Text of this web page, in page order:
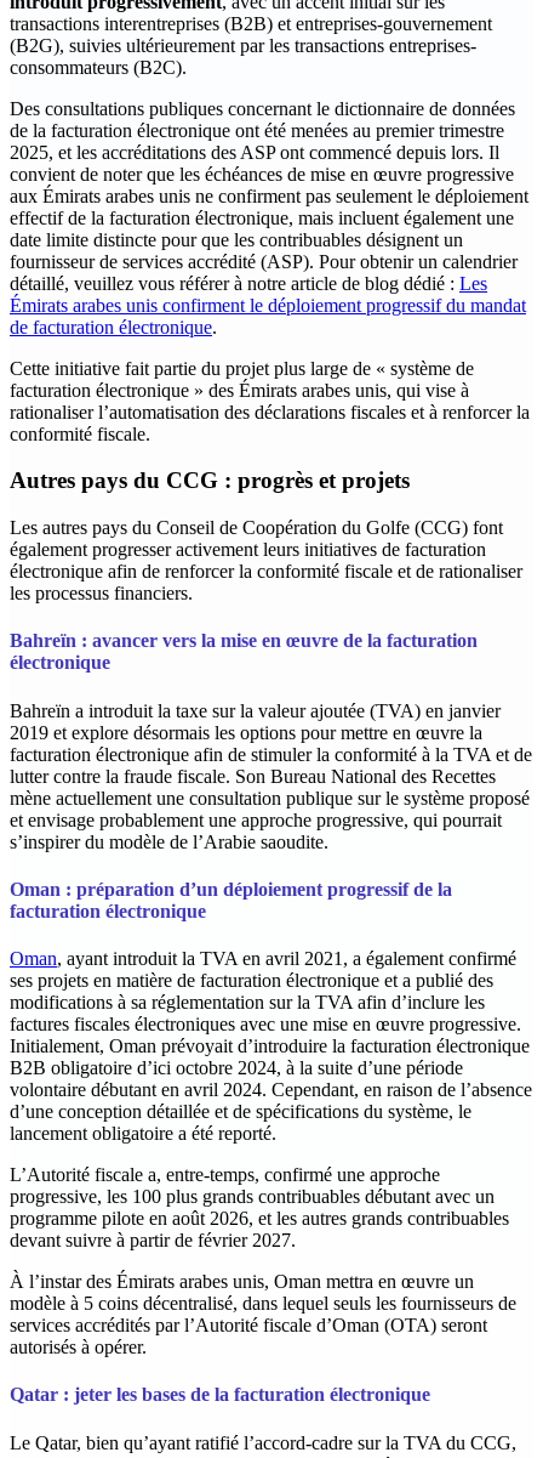
transactions interentreprises (B2B) et entreprises-gouvernement
(B2G), suivies ultérieurement par les transactions entreprises-
consommateurs (B2C).
‍Des consultations publiques concernant le dictionnaire de données
de la facturation électronique ont été menées au premier trimestre
2025, et les accréditations des ASP ont commencé depuis lors. Il
convient de noter que les échéances de mise en œuvre progressive
aux Émirats arabes unis ne confirment pas seulement le déploiement
effectif de la facturation électronique, mais incluent également une
date limite distincte pour que les contribuables désignent un
fournisseur de services accrédité (ASP). Pour obtenir un calendrier
détaillé, veuillez vous référer à notre article de blog dédié : Les
Émirats arabes unis confirment le déploiement progressif du mandat
de facturation électronique.
Cette initiative fait partie du projet plus large de « système de
facturation électronique » des Émirats arabes unis, qui vise à
rationaliser l’automatisation des déclarations fiscales et à renforcer la
conformité fiscale.
Autres pays du CCG : progrès et projets
‍Les autres pays du Conseil de Coopération du Golfe (CCG) font
également progresser activement leurs initiatives de facturation
électronique afin de renforcer la conformité fiscale et de rationaliser
les processus financiers.​
Bahreïn : avancer vers la mise en œuvre de la facturation
électronique
‍Bahreïn a introduit la taxe sur la valeur ajoutée (TVA) en janvier
2019 et explore désormais les options pour mettre en œuvre la
facturation électronique afin de stimuler la conformité à la TVA et de
lutter contre la fraude fiscale. Son Bureau National des Recettes
mène actuellement une consultation publique sur le système proposé
et envisage probablement une approche progressive, qui pourrait
s’inspirer du modèle de l’Arabie saoudite.
Oman : préparation d’un déploiement progressif de la
facturation électronique
Oman, ayant introduit la TVA en avril 2021, a également confirmé
ses projets en matière de facturation électronique et a publié des
modifications à sa réglementation sur la TVA afin d’inclure les
factures fiscales électroniques avec une mise en œuvre progressive.
Initialement, Oman prévoyait d’introduire la facturation électronique
B2B obligatoire d’ici octobre 2024, à la suite d’une période
volontaire débutant en avril 2024. Cependant, en raison de l’absence
d’une conception détaillée et de spécifications du système, le
lancement obligatoire a été reporté.
L’Autorité fiscale a, entre-temps, confirmé une approche
progressive, les 100 plus grands contribuables débutant avec un
programme pilote en août 2026, et les autres grands contribuables
devant suivre à partir de février 2027.
À l’instar des Émirats arabes unis, Oman mettra en œuvre un
modèle à 5 coins décentralisé, dans lequel seuls les fournisseurs de
services accrédités par l’Autorité fiscale d’Oman (OTA) seront
autorisés à opérer.
Qatar : jeter les bases de la facturation électronique
‍Le Qatar, bien qu’ayant ratifié l’accord-cadre sur la TVA du CCG,